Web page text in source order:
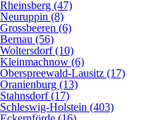
Rheinsberg (47)
Neuruppin (8)
Grossbeeren (6)
Bernau (56)
Woltersdorf (10)
Kleinmachnow (6)
Oberspreewald-Lausitz (17)
Oranienburg (13)
Stahnsdorf (17)
Schleswig-Holstein (403)